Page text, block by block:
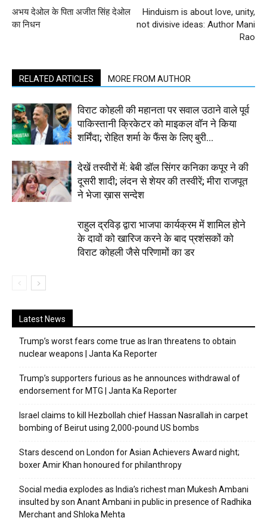
अभय देओल के पिता अजीत सिंह देओल
का निधन
Hinduism is about love, unity,
not divisive ideas: Author Mani
Rao
RELATED ARTICLES MORE FROM AUTHOR
विराट कोहली की महानता पर सवाल उठाने वाले पूर्व
पाकिस्तानी क्रिकेटर को माइकल वॉन ने किया
शर्मिंदा; रोहित शर्मा के फैंस के लिए बुरी...
देखें तस्वीरों में: बेबी डॉल सिंगर कनिका कपूर ने की
दूसरी शादी; लंदन से शेयर की तस्वीरें; मीरा राजपूत
ने भेजा ख़ास सन्देश
राहुल द्रविड़ द्वारा भाजपा कार्यक्रम में शामिल होने
के दावों को खारिज करने के बाद प्रशंसकों को
विराट कोहली जैसे परिणामों का डर
Latest News
Trump’s worst fears come true as Iran threatens to obtain
nuclear weapons | Janta Ka Reporter
Trump’s supporters furious as he announces withdrawal of
endorsement for MTG | Janta Ka Reporter
Israel claims to kill Hezbollah chief Hassan Nasrallah in carpet
bombing of Beirut using 2,000-pound US bombs
Stars descend on London for Asian Achievers Award night;
boxer Amir Khan honoured for philanthropy
Social media explodes as India’s richest man Mukesh Ambani
insulted by son Anant Ambani in public in presence of Radhika
Merchant and Shloka Mehta